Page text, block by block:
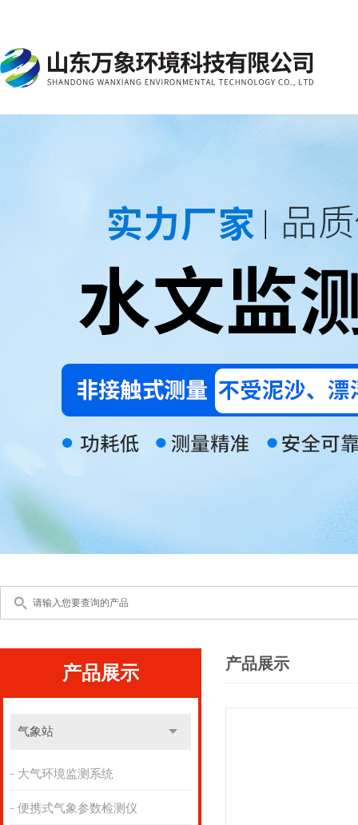
产品展示
气象站
大气环境监测系统
便携式气象参数检测仪
产品展示